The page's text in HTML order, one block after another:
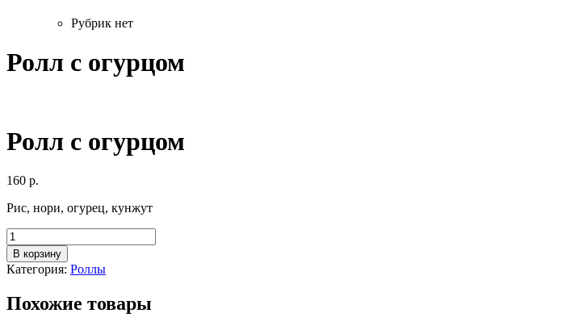
Рубрик нет
Ролл с огурцом
Ролл с огурцом
160 р.
Рис, нори, огурец, кунжут
Количество
товара
Ролл
с
В корзину
Категория: Роллы
Похожие товары